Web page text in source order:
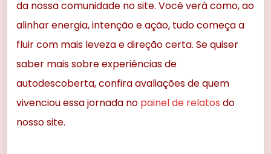
da nossa comunidade no site. Você verá como, ao
alinhar energia, intenção e ação, tudo começa a
fluir com mais leveza e direção certa. Se quiser
saber mais sobre experiências de
autodescoberta, confira avaliações de quem
vivenciou essa jornada no painel de relatos do
nosso site.